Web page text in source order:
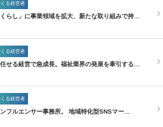
る経営者
くらし」に事業領域を拡大、新たな取り組みで持…
る経営者
せる経営で急成長。福祉業界の発展を牽引する…
る経営者
フルエンサー事務所。 地域特化型SNSマー…